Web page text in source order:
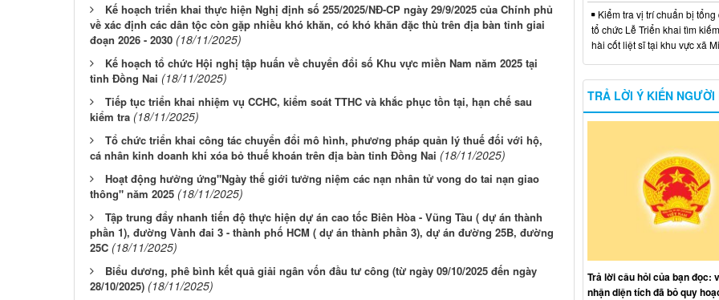
Kế hoạch triển khai thực hiện Nghị định số 255/2025/NĐ-CP ngày 29/9/2025 của Chính phủ
về xác định các dân tộc còn gặp nhiều khó khăn, có khó khăn đặc thù trên địa bàn tỉnh giai
đoạn 2026 - 2030 (18/11/2025)
Kế hoạch tổ chức Hội nghị tập huấn về chuyển đổi số Khu vực miền Nam năm 2025 tại
tỉnh Đồng Nai (18/11/2025)
Tiếp tục triển khai nhiệm vụ CCHC, kiểm soát TTHC và khắc phục tồn tại, hạn chế sau
kiểm tra (18/11/2025)
Tổ chức triển khai công tác chuyển đổi mô hình, phương pháp quản lý thuế đối với hộ,
cá nhân kinh doanh khi xóa bỏ thuế khoán trên địa bàn tỉnh Đồng Nai (18/11/2025)
Hoạt động hưởng ứng"Ngày thế giới tưởng niệm các nạn nhân tử vong do tai nạn giao
thông" năm 2025 (18/11/2025)
Tập trung đẩy nhanh tiến độ thực hiện dự án cao tốc Biên Hòa - Vũng Tàu ( dự án thành
phần 1), đường Vành đai 3 - thành phố HCM ( dự án thành phần 3), dự án đường 25B, đường
25C (18/11/2025)
Biểu dương, phê bình kết quả giải ngân vốn đầu tư công (từ ngày 09/10/2025 đến ngày
28/10/2025) (18/11/2025)
Kiểm tra vị trí chuẩn bị tổng
tổ chức Lễ Triển khai tìm
hài cốt liệt sĩ tại khu vực xã
TRẢ LỜI Ý KIẾN NGƯỜI
Trả lời câu hỏi của bạn đọc:
nhận diện tích đã bỏ quy